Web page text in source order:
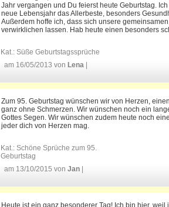
Jahr vergangen und Du feierst heute Geburtstag.
neue Lebensjahr das Allerbeste, besonders
Außerdem hoffe ich, dass sich unsere
verwirklichen lassen. Hab heute einen besonders
Kat.: Süße Geburtstagssprüche
am 16/05/2013 von Lena
Zum 95. Geburtstag wünschen wir von Herzen,
ganz ohne Schmerzen. Wir wünschen noch ein
Gottes Segen. Wir wünschen zudem heute noch
jeder dich von Herzen mag.
Kat.: Schöne Sprüche zum 95.
Geburtstag
am 13/10/2015 von Jan
Heute ist ein ganz besonderer Tag! Ich bin hier, weil